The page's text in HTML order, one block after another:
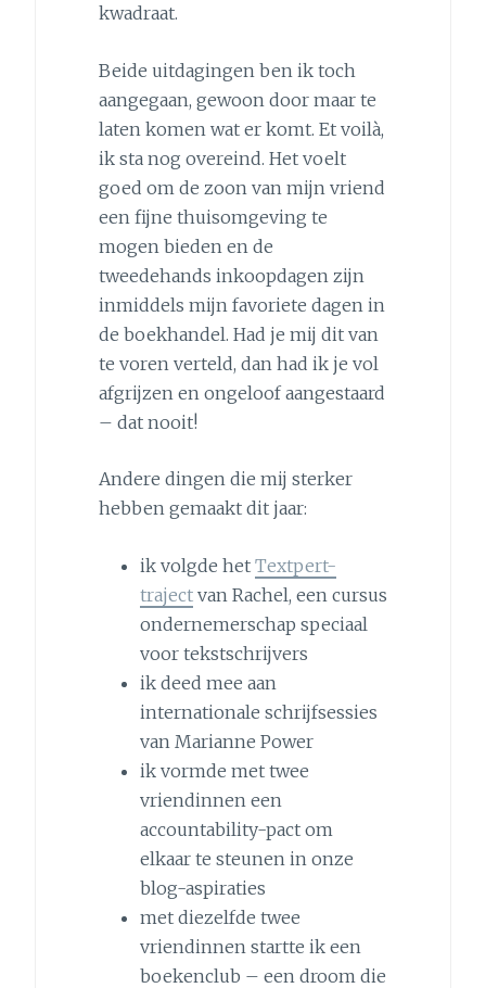
kwadraat.
Beide uitdagingen ben ik toch
aangegaan, gewoon door maar te
laten komen wat er komt. Et voilà,
ik sta nog overeind. Het voelt
goed om de zoon van mijn vriend
een fijne thuisomgeving te
mogen bieden en de
tweedehands inkoopdagen zijn
inmiddels mijn favoriete dagen in
de boekhandel. Had je mij dit van
te voren verteld, dan had ik je vol
afgrijzen en ongeloof aangestaard
– dat nooit!
Andere dingen die mij sterker
hebben gemaakt dit jaar:
ik volgde het Textpert-
trajectvan Rachel, een cursus
ondernemerschap speciaal
voor tekstschrijvers
ik deed mee aan
internationale schrijfsessies
van Marianne Power
ik vormde met twee
vriendinnen een
accountability-pact om
elkaar te steunen in onze
blog-aspiraties
met diezelfde twee
vriendinnen startte ik een
boekenclub – een droom die